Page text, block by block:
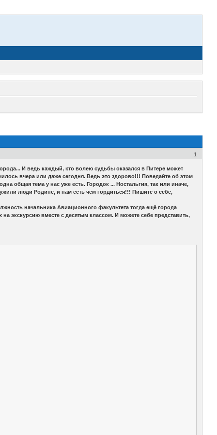
1
И ведь каждый, кто волею судьбы оказался в Питере может
вчера или даже сегодня. Ведь это здорово!!! Поведайте об этом
общая тема у нас уже есть. Городок ... Ностальгия, так или иначе,
люди Родине, и нам есть чем гордиться!!! Пишите о себе,
начальника Авиационного факультета тогда ещё города
экскурсию вместе с десятым классом. И можете себе представить,